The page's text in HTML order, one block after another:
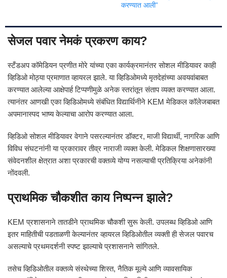
करण्यात आली”
सेजल पवार नेमकं प्रकरण काय?
स्टँडअप कॉमेडियन प्रणीत मोरे यांच्या एका कार्यक्रमानंतर सोशल मीडियावर काही
व्हिडिओ मोठ्या प्रमाणात व्हायरल झाले. या व्हिडिओमध्ये मृतदेहांच्या अवयवांबाबत
करण्यात आलेल्या आक्षेपार्ह टिप्पणीमुळे अनेक स्तरांतून संताप व्यक्त करण्यात आला.
त्यानंतर आणखी एका व्हिडिओमध्ये संबंधित विद्यार्थिनीने KEM मेडिकल कॉलेजबाबत
अपमानास्पद भाष्य केल्याचा आरोप करण्यात आला.
व्हिडिओ सोशल मीडियावर वेगाने पसरल्यानंतर डॉक्टर, माजी विद्यार्थी, नागरिक आणि
विविध संघटनांनी या प्रकारावर तीव्र नाराजी व्यक्त केली. मेडिकल शिक्षणासारख्या
संवेदनशील क्षेत्रात अशा प्रकारची वक्तव्ये योग्य नसल्याची प्रतिक्रिया अनेकांनी
नोंदवली.
प्राथमिक चौकशीत काय निष्पन्न झाले?
KEM प्रशासनाने तातडीने प्राथमिक चौकशी सुरू केली. उपलब्ध व्हिडिओ आणि
इतर माहितीची पडताळणी केल्यानंतर व्हायरल व्हिडिओतील व्यक्ती ही सेजल पवारच
असल्याचे प्रथमदर्शनी स्पष्ट झाल्याचे प्रशासनाने सांगितले.
तसेच व्हिडिओतील वक्तव्ये संस्थेच्या शिस्त, नैतिक मूल्ये आणि व्यावसायिक